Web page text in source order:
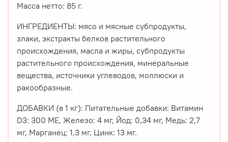
Масса нетто: 85 г.
ИНГРЕДИЕНТЫ: мясо и мясные субпродукты,
злаки, экстракты белков растительного
происхождения, масла и жиры, субпродукты
растительного происхождения, минеральные
вещества, источники углеводов, моллюски и
ракообразные.
ДОБАВКИ (в 1 кг): Питательные добавки: Витамин
D3: 300 ME, Железо: 4 мг, Йод: 0,34 мг, Медь: 2,7
мг, Марганец: 1,3 мг, Цинк: 13 мг.